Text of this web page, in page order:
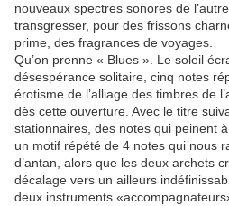
nouveaux spectres sonores de
transgresser, pour des frissons
prime, des fragrances de voyages.
Qu’on prenne « Blues ». Le soleil
désespérance solitaire, cinq notes
érotisme de l’alliage des timbres de
dès cette ouverture. Avec le titre
stationnaires, des notes qui peinent
un motif répété de 4 notes qui nous
d’antan, alors que les deux archets
décalage vers un ailleurs
deux instruments